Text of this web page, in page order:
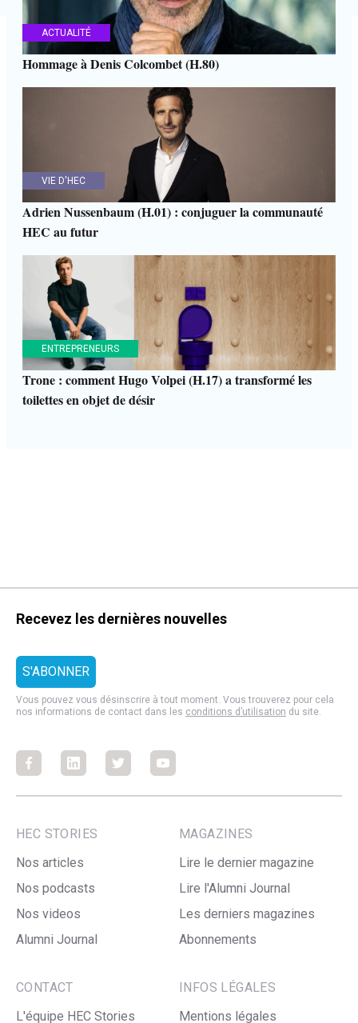
ACTUALITÉ
Hommage à Denis Colcombet (H.80)
VIE D'HEC
Adrien Nussenbaum (H.01) : conjuguer la communauté
HEC au futur
ENTREPRENEURS
Trone : comment Hugo Volpei (H.17) a transformé les
toilettes en objet de désir
Recevez les dernières nouvelles
Vous pouvez vous désinscrire à tout moment. Vous trouverez pour cela
nos informations de contact dans les conditions d’utilisation du site.
FacebookFacebookFacebookFacebook
HEC STORIES
Nos articles
Nos podcasts
Nos videos
Alumni Journal
MAGAZINES
Lire le dernier magazine
Lire l'Alumni Journal
Les derniers magazines
Abonnements
CONTACT
L'équipe HEC Stories
INFOS LÉGALES
Mentions légales